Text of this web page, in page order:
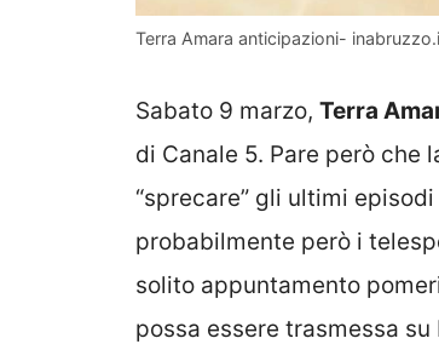
Terra Amara anticipazioni-
Sabato 9 marzo, Terra
di Canale 5. Pare però che
“sprecare” gli ultimi
probabilmente però i
solito appuntamento
possa essere trasmessa